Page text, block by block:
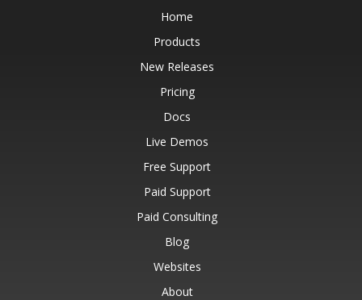
Home
Products
New Releases
Pricing
Docs
Live Demos
Free Support
Paid Support
Paid Consulting
Blog
Websites
About